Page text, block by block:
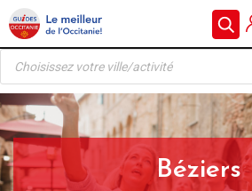
Skip
to
content
Recherche
produits
Béziers